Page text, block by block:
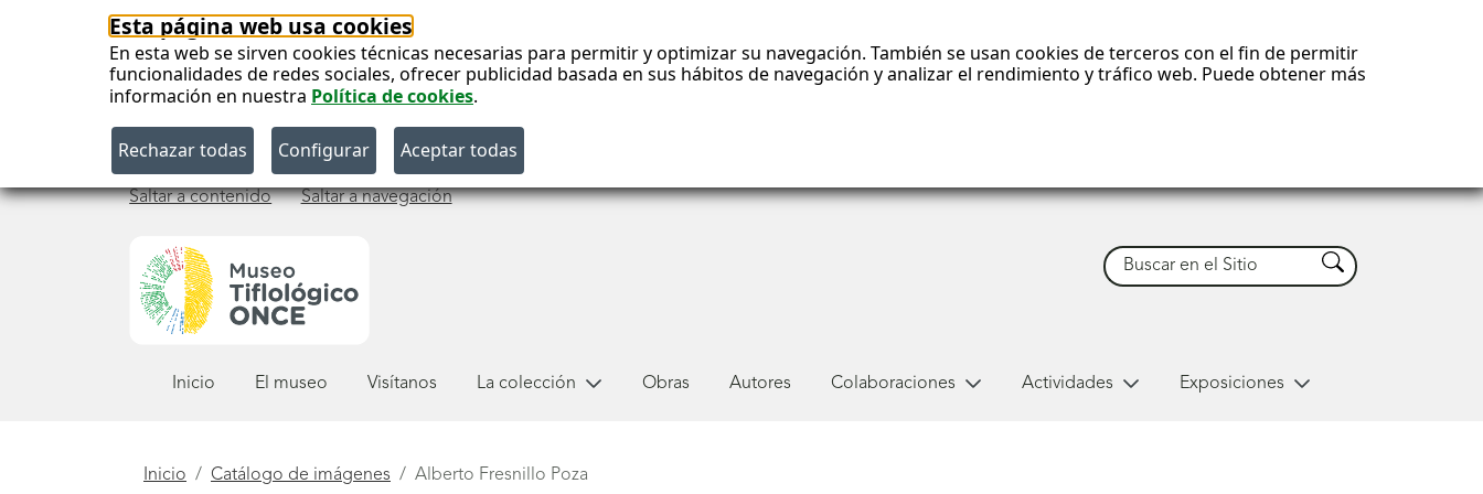
Esta página web usa cookies
En esta web se sirven cookies técnicas necesarias para permitir y optimizar su navegación. También se usan cookies de terceros con el fin de permitir
funcionalidades de redes sociales, ofrecer publicidad basada en sus hábitos de navegación y analizar el rendimiento y tráfico web. Puede obtener más
información en nuestra Política de cookies.
Saltar a contenido Saltar a navegación
Buscar Buscar
Inicio El museo Visítanos La colección Obras Autores Colaboraciones Actividades Exposiciones
Está
Inicio Catálogo de imágenes Alberto Fresnillo Poza